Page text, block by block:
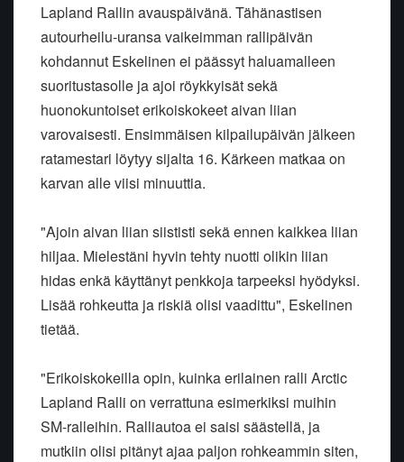
Lapland Rallin avauspäivänä. Tähänastisen
autourheilu-uransa vaikeimman rallipäivän
kohdannut Eskelinen ei päässyt haluamalleen
suoritustasolle ja ajoi röykkyisät sekä
huonokuntoiset erikoiskokeet aivan liian
varovaisesti. Ensimmäisen kilpailupäivän jälkeen
ratamestari löytyy sijalta 16. Kärkeen matkaa on
karvan alle viisi minuuttia.
"Ajoin aivan liian siististi sekä ennen kaikkea liian
hiljaa. Mielestäni hyvin tehty nuotti olikin liian
hidas enkä käyttänyt penkkoja tarpeeksi hyödyksi.
Lisää rohkeutta ja riskiä olisi vaadittu", Eskelinen
tietää.
"Erikoiskokeilla opin, kuinka erilainen ralli Arctic
Lapland Ralli on verrattuna esimerkiksi muihin
SM-ralleihin. Ralliautoa ei saisi säästellä, ja
mutkiin olisi pitänyt ajaa paljon rohkeammin siten,